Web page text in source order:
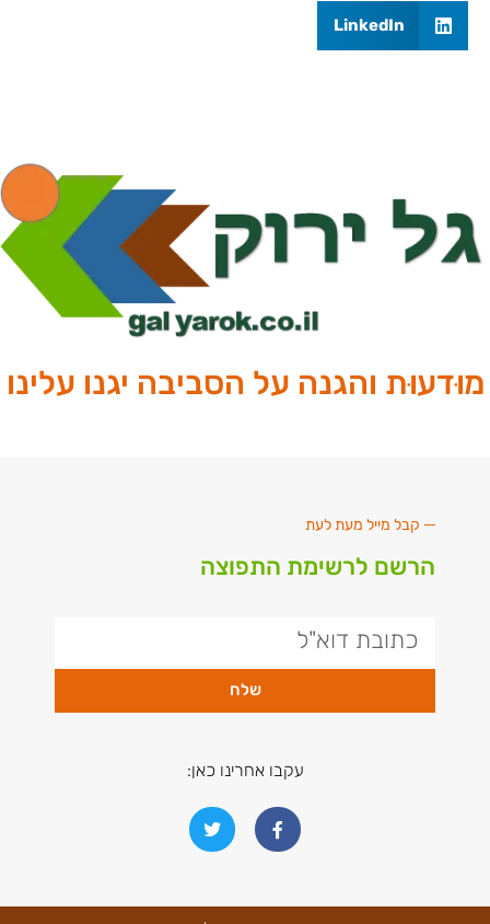
LinkedIn
מוּדעוּת והגנה על הסביבה יגנו עלינו
קבל מייל מעת לעת
הרשם לרשימת התפוצה
שלח
עקבו אחרינו כאן: